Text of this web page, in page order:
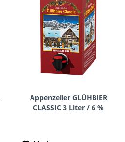
Appenzeller GLÜHBIER
CLASSIC 3 Liter / 6 %